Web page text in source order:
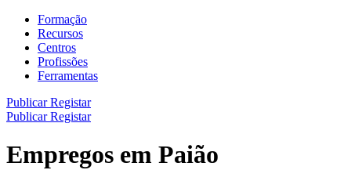
Formação
Recursos
Centros
Profissões
Ferramentas
PublicarRegistar
PublicarRegistar
Empregos em Paião